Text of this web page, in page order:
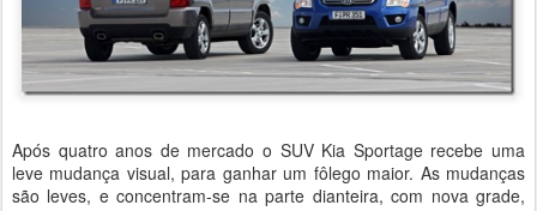
Após quatro anos de mercado o SUV Kia Sportage recebe uma
leve mudança visual, para ganhar um fôlego maior. As mudanças
são leves, e concentram-se na parte dianteira, com nova grade,